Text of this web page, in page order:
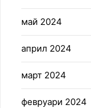
май 2024
април 2024
март 2024
февруари 2024